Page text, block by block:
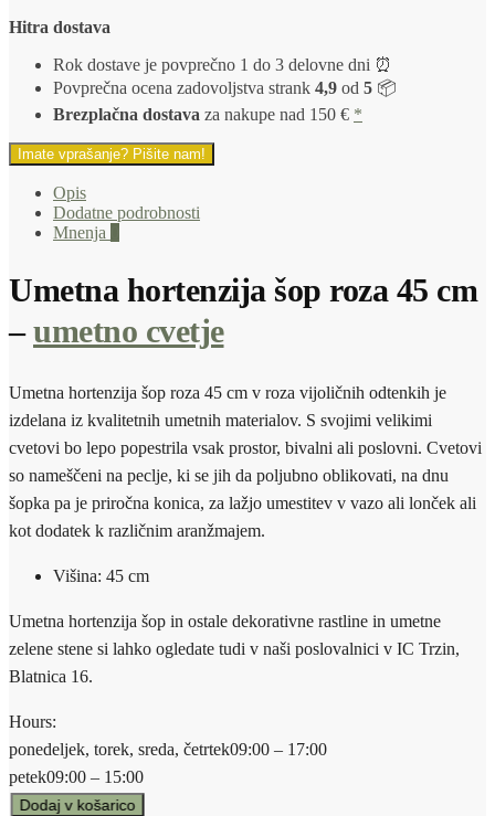
Hitra dostava
Rok dostave je povprečno 1 do 3 delovne dni ⏰
Povprečna ocena zadovoljstva strank 4,9 od 5 📦
Brezplačna dostava za nakupe nad 150 € *
Imate vprašanje? Pišite nam!
Opis
Dodatne podrobnosti
Mnenja
Umetna hortenzija šop roza 45 cm
–umetno cvetje
Umetna hortenzija šop roza 45 cm v roza vijoličnih odtenkih je
izdelana iz kvalitetnih umetnih materialov. S svojimi velikimi
cvetovi bo lepo popestrila vsak prostor, bivalni ali poslovni. Cvetovi
so nameščeni na peclje, ki se jih da poljubno oblikovati, na dnu
šopka pa je priročna konica, za lažjo umestitev v vazo ali lonček ali
kot dodatek k različnim aranžmajem.
Višina: 45 cm
Umetna hortenzija šop in ostale dekorativne rastline in umetne
zelene stene si lahko ogledate tudi v naši poslovalnici v IC Trzin,
Blatnica 16.
Hours:
ponedeljek, torek, sreda, četrtek09:00 – 17:00
petek09:00 – 15:00
Dodaj v košarico